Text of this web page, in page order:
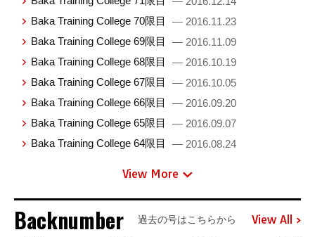
Baka Training College 70限目
— 2016.11.23
Baka Training College 69限目
— 2016.11.09
Baka Training College 68限目
— 2016.10.19
Baka Training College 67限目
— 2016.10.05
Baka Training College 66限目
— 2016.09.20
Baka Training College 65限目
— 2016.09.07
Baka Training College 64限目
— 2016.08.24
View More
Backnumber 過去の号はこちらから View All